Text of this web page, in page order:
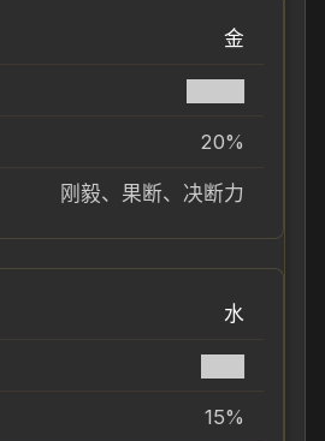
金
20%
刚毅、果断、决断力
水
15%